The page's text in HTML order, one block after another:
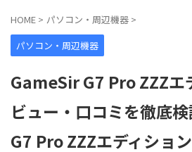
HOME > パソコン・周辺機器 >
パソコン・周辺機器
GameSir G7 Pro ZZZエ
ビュー・口コミを徹底
G7 Pro ZZZエディショ